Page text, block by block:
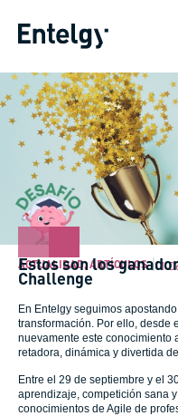
para
conteúdo
ACTUALIDAD,ARTÍCULOS 1
Estos son los
Challenge
En Entelgy seguimos
transformación. Por ello, desde
nuevamente este conocimiento
retadora, dinámica y divertida
Entre el 29 de septiembre y el
aprendizaje, competición sana
conocimientos de Agile de